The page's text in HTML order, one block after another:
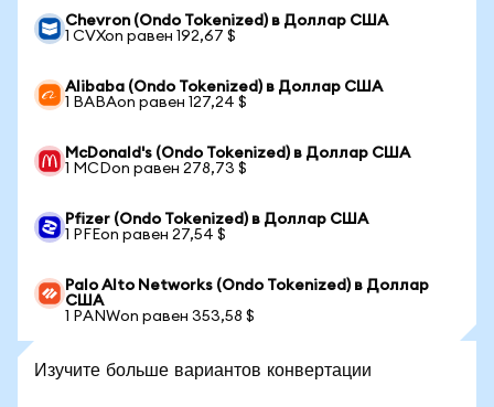
Chevron (Ondo Tokenized) в Доллар США
1 CVXon равен 192,67 $
Alibaba (Ondo Tokenized) в Доллар США
1 BABAon равен 127,24 $
McDonald's (Ondo Tokenized) в Доллар США
1 MCDon равен 278,73 $
Pfizer (Ondo Tokenized) в Доллар США
1 PFEon равен 27,54 $
Palo Alto Networks (Ondo Tokenized) в Доллар
США
1 PANWon равен 353,58 $
Изучите больше вариантов конвертации